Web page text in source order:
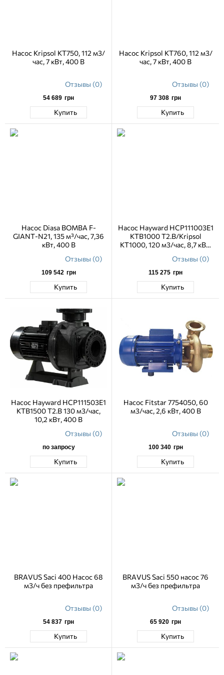
Насос Kripsol KT750, 112 м3/
час, 7 кВт, 400 В
Отзывы (0)
54 689 грн
Купить
Насос Kripsol KT760, 112 м3/
час, 7 кВт, 400 В
Отзывы (0)
97 308 грн
Купить
Насос Diasa BOMBA F-
GIANT-N21, 135 м³/час, 7,36
кВт, 400 В
Отзывы (0)
109 542 грн
Купить
Насос Hayward HCP111003E1
KTB1000 T2.B/Kripsol
KT1000, 120 м3/час, 8,7 кВт,
Отзывы (0)
115 275 грн
Купить
Насос Hayward HCP111503E1
KTB1500 T2.B 130 м3/час,
10,2 кВт, 400 В
Отзывы (0)
по запросу
Купить
Насос Fitstar 7754050, 60
м3/час, 2,6 кВт, 400 В
Отзывы (0)
100 340 грн
Купить
BRAVUS Saci 400 Насос 68
м3/ч без префильтра
Отзывы (0)
54 837 грн
Купить
BRAVUS Saci 550 насос 76
м3/ч без префильтра
Отзывы (0)
65 920 грн
Купить